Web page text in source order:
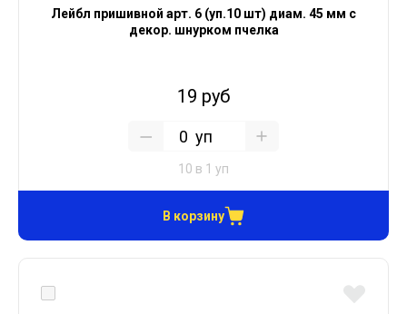
Лейбл пришивной арт. 6 (уп.10 шт) диам. 45 мм с
декор. шнурком пчелка
19 руб
уп
10 в 1 уп
В корзину